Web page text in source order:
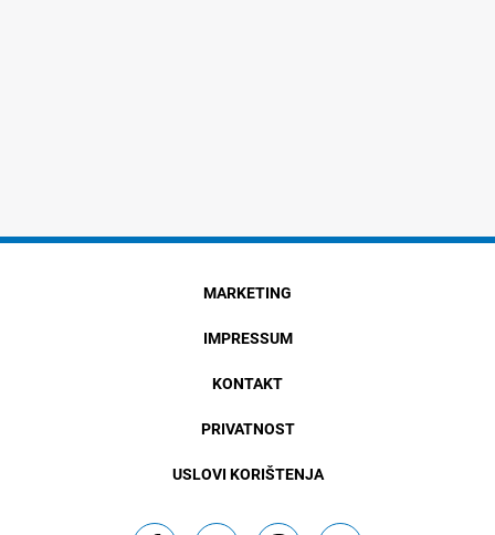
MARKETING
IMPRESSUM
KONTAKT
PRIVATNOST
USLOVI KORIŠTENJA